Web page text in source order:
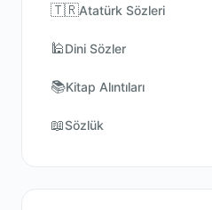
🇹🇷Atatürk Sözleri
🕌Dini Sözler
📚Kitap Alıntıları
📖Sözlük